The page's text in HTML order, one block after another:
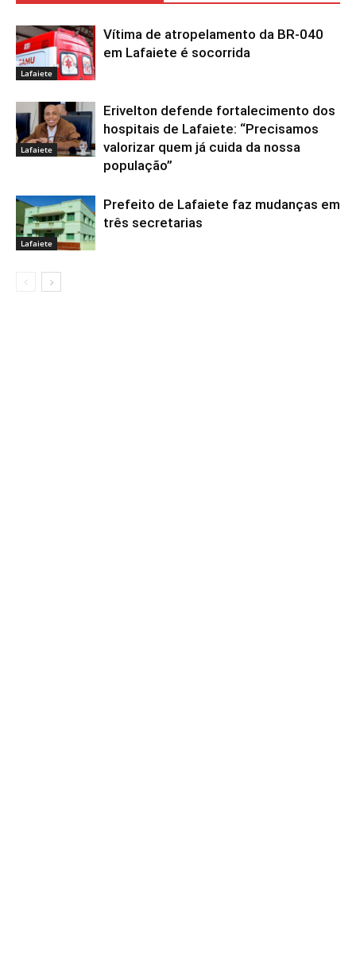
Lafaiete
Vítima de atropelamento da BR-040
em Lafaiete é socorrida
Lafaiete
Erivelton defende fortalecimento dos
hospitais de Lafaiete: “Precisamos
valorizar quem já cuida da nossa
população”
Lafaiete
Prefeito de Lafaiete faz mudanças em
três secretarias